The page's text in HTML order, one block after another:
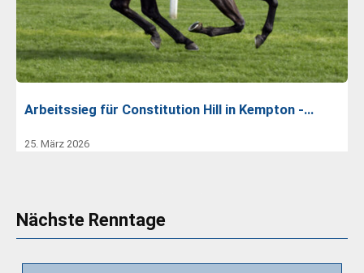
Arbeitssieg für Constitution Hill in Kempton -…
25. März 2026
Nächste Renntage